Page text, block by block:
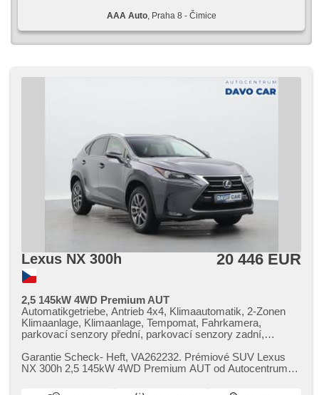
AAA Auto, Praha 8 - Čimice
Lexus NX 300h 20 446 EUR
2,5 145kW 4WD Premium AUT
Automatikgetriebe, Antrieb 4x4, Klimaautomatik, 2-Zonen
Klimaanlage, Klimaanlage, Tempomat, Fahrkamera,
parkovací senzory přední, parkovací senzory zadní,
Heck LED Leuchte, LED denní svícení, automatické
přepínání dálkových světel, täglich Leuchten, autom.
Nebelscheinwerfer, Reifendrucksensor, beheizte Sitze, El.
Garantie Scheck​- Heft,​ VA262232. Prémiové SUV Lexus
NX 300h 2,​5 145kW 4WD Premium AUT od Autocentrum